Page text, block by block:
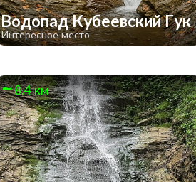
Водопад Кубеевский Гук
Интересное место
8.4 км